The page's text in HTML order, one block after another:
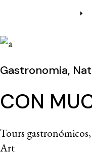
Gastronomia,
CON
Tours
Art